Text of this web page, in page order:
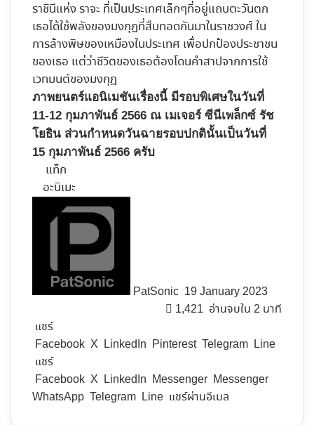
ราชินีแห่ง ราจะ ที่เป็นประเทศเล็กๆที่อยู่แถบตะวันตก
เธอได้ใช้พลังของมงกุฏที่สืบทอดกันมาในราชวงศ์ ใน
การล้างพิษของเหมืองในประเทศ เพื่อปกป้องประชาชน
ของเธอ แต่ว่าชีวิตของเธอต้องโดนคำสาปจากการใช้
เวทมนต์ของมงกุฏ
ภาพยนตร์แอนิเมชันเรื่องนี้ มีรอบพิเศษในวันที่
11-12 กุมภาพันธ์ 2566 ณ เมเจอร์ ซีนีเพล็กซ์ รัช
โยธิน ส่วนกำหนดวันฉายรอบปกตินั้นเป็นวันที่
15 กุมภาพันธ์ 2566 ครับ
แท็ก
อะนิเมะ
PatSonic 19 January 2023
1,421 อ่านจบใน 2 นาที
แชร์
Facebook X LinkedIn Pinterest Telegram Line
แชร์
Facebook X LinkedIn Messenger Messenger
WhatsApp Telegram Line แชร์ผ่านอีเมล